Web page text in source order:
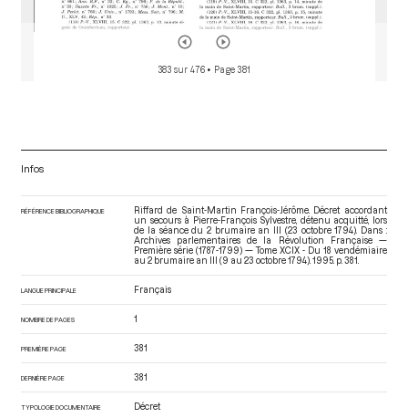
383 sur 476 • Page 381
Infos
RÉFÉRENCE BIBLIOGRAPHIQUE
Riffard de Saint-Martin François-Jérôme. Décret accordant
un secours à Pierre-François Sylvestre, détenu acquitté, lors
de la séance du 2 brumaire an III (23 octobre 1794). Dans :
Archives parlementaires de la Révolution Française —
Première série (1787-1799) — Tome XCIX - Du 18 vendémiaire
au 2 brumaire an III (9 au 23 octobre 1794) . 1995. p. 381.
LANGUE PRINCIPALE Français
NOMBRE DE PAGES 1
PREMIÈRE PAGE 381
DERNIÈRE PAGE 381
TYPOLOGIE DOCUMENTAIRE Décret